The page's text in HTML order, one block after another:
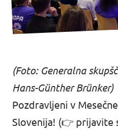
Pridruži se stranki!
Kontakt
(Foto: Generalna
Hans-Günther Brünker)
Pozdravljeni v
Slovenija! (👉 prijavite